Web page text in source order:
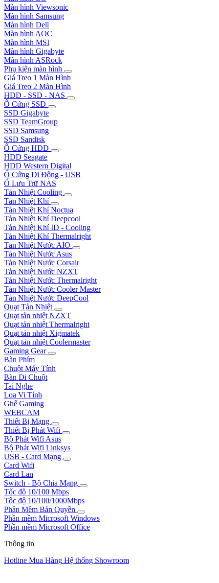
Màn hình Viewsonic
Màn hình Samsung
Màn hình Dell
Màn hình AOC
Màn hình MSI
Màn hình Gigabyte
Màn hình ASRock
Phụ kiện màn hình
Giá Treo 1 Màn Hình
Giá Treo 2 Màn Hình
HDD - SSD - NAS
Ổ Cứng SSD
SSD Gigabyte
SSD TeamGroup
SSD Samsung
SSD Sandisk
Ổ Cứng HDD
HDD Seagate
HDD Western Digital
Ổ Cứng Di Động - USB
Ổ Lưu Trữ NAS
Tản Nhiệt Cooling
Tản Nhiệt Khí
Tản Nhiệt Khí Noctua
Tản Nhiệt Khí Deepcool
Tản Nhiệt Khí ID - Cooling
Tản Nhiệt Khí Thermalright
Tản Nhiệt Nước AIO
Tản Nhiệt Nước Asus
Tản Nhiệt Nước Corsair
Tản Nhiệt Nước NZXT
Tản Nhiệt Nước Thermalright
Tản Nhiệt Nước Cooler Master
Tản Nhiệt Nước DeepCool
Quạt Tản Nhiệt
Quạt tản nhiệt NZXT
Quạt tản nhiệt Thermalright
Quạt tản nhiệt Xigmatek
Quạt tản nhiệt Coolermaster
Gaming Gear
Bàn Phím
Chuột Máy Tính
Bàn Di Chuột
Tai Nghe
Loa Vi Tính
Ghế Gaming
WEBCAM
Thiết Bị Mạng
Thiết Bị Phát Wifi
Bộ Phát Wifi Asus
Bộ Phát Wifi Linksys
USB - Card Mạng
Card Wifi
Card Lan
Switch - Bộ Chia Mạng
Tốc độ 10/100 Mbps
Tốc độ 10/100/1000Mbps
Phần Mềm Bản Quyền
Phần mềm Microsoft Windows
Phần mềm Microsoft Office
Thông tin
Hotline Mua Hàng Hệ thống Showroom